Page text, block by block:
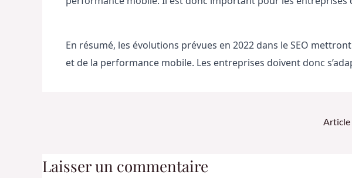
En résumé, les évolutions prévues en 2022 dans le SEO
et de la performance mobile. Les entreprises doivent donc
Article
Laisser un commentaire